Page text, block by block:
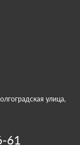
улица,
61